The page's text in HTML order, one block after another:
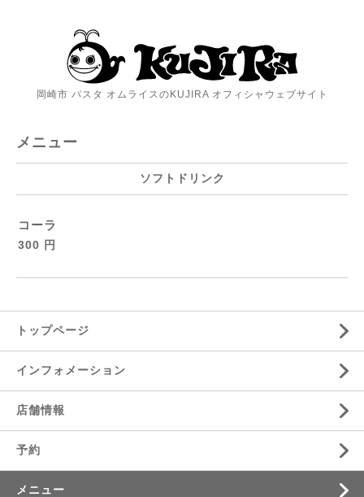
岡崎市 パスタ オムライスのKUJIRA オフィシャウェブサイト
メニュー
ソフトドリンク
コーラ
300 円
トップページ
インフォメーション
店舗情報
予約
メニュー